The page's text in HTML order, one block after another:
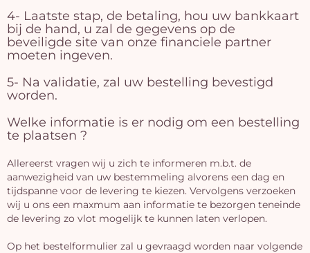
4- Laatste stap, de betaling, hou uw bankkaart
bij de hand, u zal de gegevens op de
beveiligde site van onze financiele partner
moeten ingeven.
5- Na validatie, zal uw bestelling bevestigd
worden.
Welke informatie is er nodig om een bestelling
te plaatsen ?
Allereerst vragen wij u zich te informeren m.b.t. de
aanwezigheid van uw bestemmeling alvorens een dag en
tijdspanne voor de levering te kiezen. Vervolgens verzoeken
wij u ons een maxmum aan informatie te bezorgen teneinde
de levering zo vlot mogelijk te kunnen laten verlopen.
Op het bestelformulier zal u gevraagd worden naar volgende